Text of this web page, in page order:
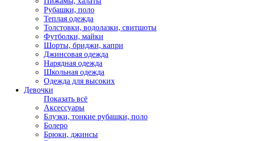
Рубашки, поло
Теплая одежда
Толстовки, водолазки, свитшоты
Футболки, майки
Шорты, бриджи, капри
Джинсовая одежда
Нарядная одежда
Школьная одежда
Одежда для высоких
Девочки
Показать всё
Аксессуары
Блузки, тонкие рубашки, поло
Болеро
Брюки, джинсы